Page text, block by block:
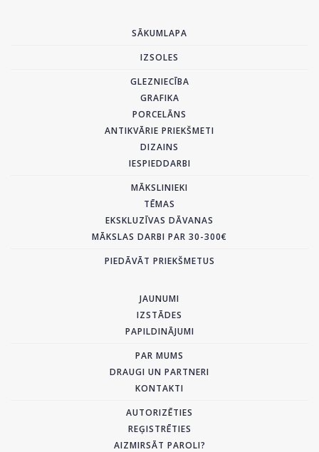
SĀKUMLAPA
IZSOLES
GLEZNIECĪBA
GRAFIKA
PORCELĀNS
ANTIKVĀRIE PRIEKŠMETI
DIZAINS
IESPIEDDARBI
MĀKSLINIEKI
TĒMAS
EKSKLUZĪVAS DĀVANAS
MĀKSLAS DARBI PAR 30-300€
PIEDĀVĀT PRIEKŠMETUS
JAUNUMI
IZSTĀDES
PAPILDINĀJUMI
PAR MUMS
DRAUGI UN PARTNERI
KONTAKTI
AUTORIZĒTIES
REĢISTRĒTIES
AIZMIRSĀT PAROLI?